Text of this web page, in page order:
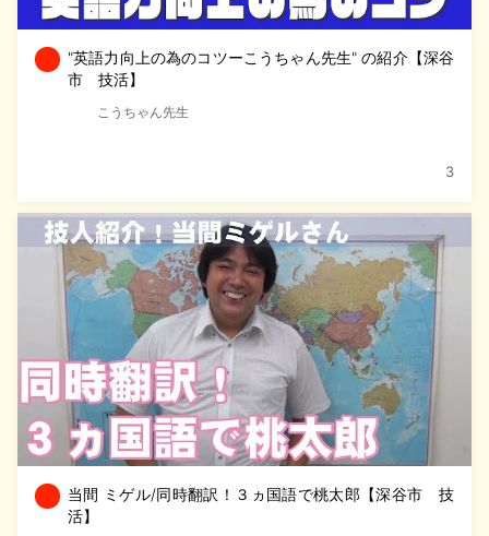
"英語力向上の為のコツーこうちゃん先生" の紹介【深谷
市 技活】
こうちゃん先生
3
当間 ミゲル/同時翻訳！３ヵ国語で桃太郎【深谷市 技
活】